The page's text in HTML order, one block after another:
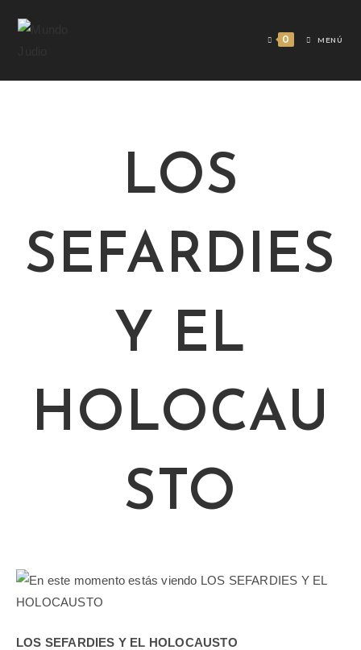
0 MENÚ
LOS
SEFARDIES
Y EL
HOLOCAU
STO
LOS SEFARDIES Y EL HOLOCAUSTO